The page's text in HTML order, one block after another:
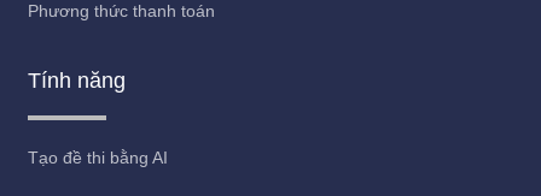
Phương thức thanh toán
Tính năng
Tạo đề thi bằng AI